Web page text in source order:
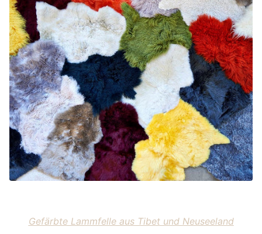
Gefärbte Lammfelle aus Tibet und Neuseeland